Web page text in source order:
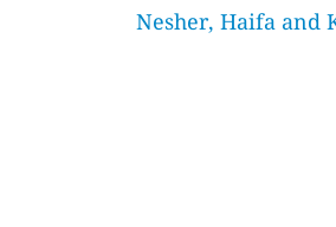
Nesher, Haifa and